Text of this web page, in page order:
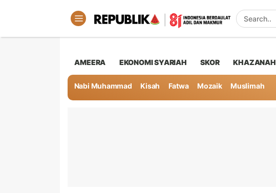
AMEERA EKONOMI SYARIAH SKOR KHAZANAH
Nabi Muhammad Kisah Fatwa Mozaik Muslimah